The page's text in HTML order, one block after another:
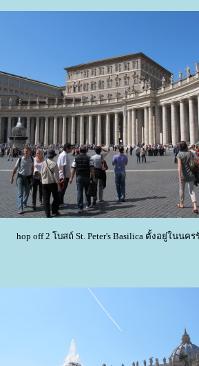
hop off 2 โบสถ์ St. Peter's Basilica ตั้งอยู่ในนค